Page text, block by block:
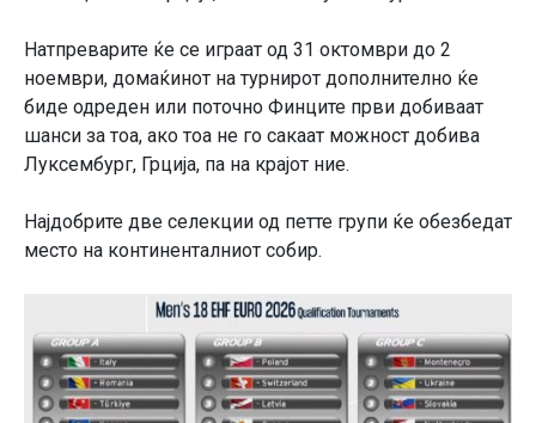
Натпреварите ќе се играат од 31 октомври до 2
ноември, домаќинот на турнирот дополнително ќе
биде одреден или поточно Финците први добиваат
шанси за тоа, ако тоа не го сакаат можност добива
Луксембург, Грција, па на крајот ние.
Најдобрите две селекции од петте групи ќе обезбедат
место на континенталниот собир.